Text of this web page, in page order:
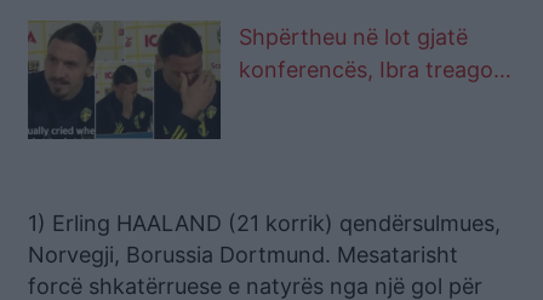
Shpërtheu në lot gjatë
konferencës, Ibra treagon
1) Erling HAALAND (21 korrik) qendërsulmues,
Norvegji, Borussia Dortmund. Mesatarisht
forcë shkatërruese e natyrës nga një gol për